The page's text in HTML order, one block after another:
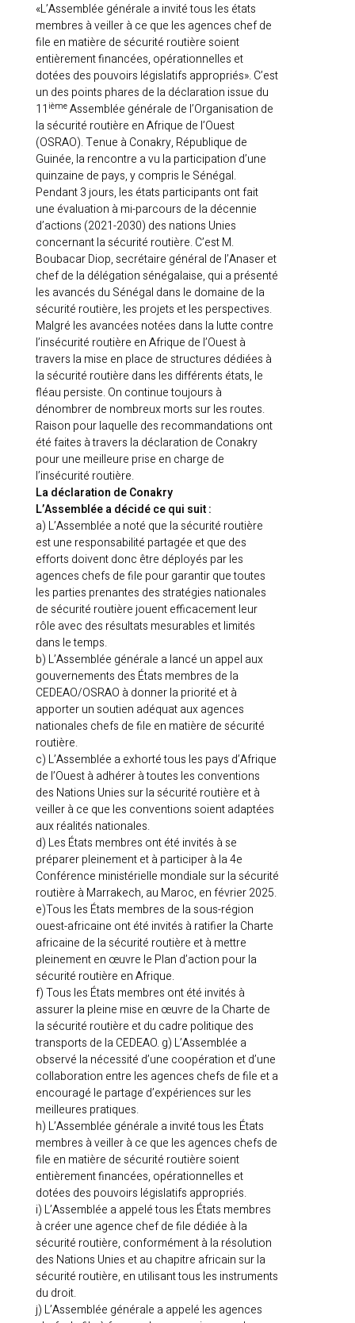
«L’Assemblée générale a invité tous les états
membres à veiller à ce que les agences chef de
file en matière de sécurité routière soient
entièrement financées, opérationnelles et
dotées des pouvoirs législatifs appropriés». C’est
un des points phares de la déclaration issue du
11 ième Assemblée générale de l’Organisation de
la sécurité routière en Afrique de l’Ouest
(OSRAO). Tenue à Conakry, République de
Guinée, la rencontre a vu la participation d’une
quinzaine de pays, y compris le Sénégal.
Pendant 3 jours, les états participants ont fait
une évaluation à mi-parcours de la décennie
d’actions (2021-2030) des nations Unies
concernant la sécurité routière. C’est M.
Boubacar Diop, secrétaire général de l’Anaser et
chef de la délégation sénégalaise, qui a présenté
les avancés du Sénégal dans le domaine de la
sécurité routière, les projets et les perspectives.
Malgré les avancées notées dans la lutte contre
l’insécurité routière en Afrique de l’Ouest à
travers la mise en place de structures dédiées à
la sécurité routière dans les différents états, le
fléau persiste. On continue toujours à
dénombrer de nombreux morts sur les routes.
Raison pour laquelle des recommandations ont
été faites à travers la déclaration de Conakry
pour une meilleure prise en charge de
l’insécurité routière.
La déclaration de Conakry
L’Assemblée a décidé ce qui suit :
a) L’Assemblée a noté que la sécurité routière
est une responsabilité partagée et que des
efforts doivent donc être déployés par les
agences chefs de file pour garantir que toutes
les parties prenantes des stratégies nationales
de sécurité routière jouent efficacement leur
rôle avec des résultats mesurables et limités
dans le temps.
b) L’Assemblée générale a lancé un appel aux
gouvernements des États membres de la
CEDEAO/OSRAO à donner la priorité et à
apporter un soutien adéquat aux agences
nationales chefs de file en matière de sécurité
routière.
c) L’Assemblée a exhorté tous les pays d’Afrique
de l’Ouest à adhérer à toutes les conventions
des Nations Unies sur la sécurité routière et à
veiller à ce que les conventions soient adaptées
aux réalités nationales.
d) Les États membres ont été invités à se
préparer pleinement et à participer à la 4e
Conférence ministérielle mondiale sur la sécurité
routière à Marrakech, au Maroc, en février 2025.
e)Tous les États membres de la sous-région
ouest-africaine ont été invités à ratifier la Charte
africaine de la sécurité routière et à mettre
pleinement en œuvre le Plan d’action pour la
sécurité routière en Afrique.
f) Tous les États membres ont été invités à
assurer la pleine mise en œuvre de la Charte de
la sécurité routière et du cadre politique des
transports de la CEDEAO. g) L’Assemblée a
observé la nécessité d’une coopération et d’une
collaboration entre les agences chefs de file et a
encouragé le partage d’expériences sur les
meilleures pratiques.
h) L’Assemblée générale a invité tous les États
membres à veiller à ce que les agences chefs de
file en matière de sécurité routière soient
entièrement financées, opérationnelles et
dotées des pouvoirs législatifs appropriés.
i) L’Assemblée a appelé tous les États membres
à créer une agence chef de file dédiée à la
sécurité routière, conformément à la résolution
des Nations Unies et au chapitre africain sur la
sécurité routière, en utilisant tous les instruments
du droit.
j) L’Assemblée générale a appelé les agences